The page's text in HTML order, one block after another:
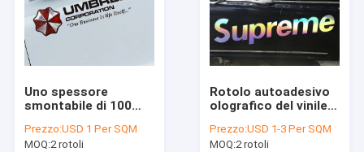
Uno spessore
smontabile di 100
dell'automobile dello
SGS del vinile del
Prezzo:USD 1 Per SQM
MOQ:2 rotoli
Rotolo autoadesivo
olografico del vinile
vinile dell'automobile
del laser di iso
Prezzo:USD 1-3 Per SQM
MOQ:2 rotoli